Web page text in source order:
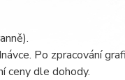
Po zpracování
ceny dle dohody.